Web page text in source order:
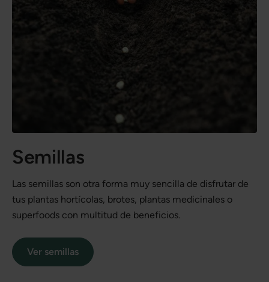
Semillas
Las semillas son otra forma muy sencilla de disfrutar de
tus plantas hortícolas, brotes, plantas medicinales o
superfoods con multitud de beneficios.
Ver semillas